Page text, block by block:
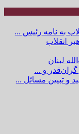
به نامه رئیس ...
انقلاب
لبنان
و ...
و تبیین مسائل ...